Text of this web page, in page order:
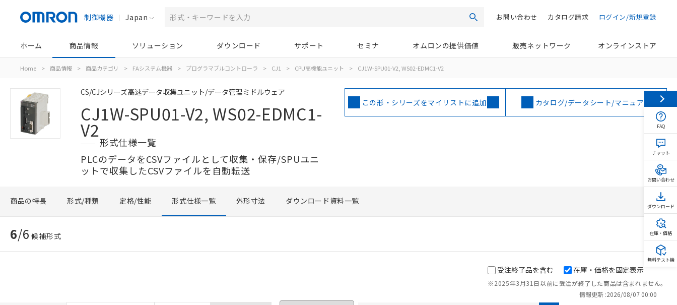
制御機器 Japan 検索 ログイン/新規登録
カタログ請求
お問い合わせ
ホーム 商品情報 ソリューション ダウンロード サポート セミナ オムロンの提供価値 販売ネットワーク オンラインストア
Home > 商品情報 > 商品カテゴリ > FAシステム機器 > プログラマブルコントローラ > CJ1 > CPU高機能ユニット > CJ1W-SPU01-V2, WS02-EDMC1-V2
CS/CJシリーズ高速データ収集ユニット/データ管理ミドルウェア
CJ1W-SPU01-V2, WS02-EDMC1-
V2
形式仕様一覧
PLCのデータをCSVファイルとして収集・保存/SPUユニ
ットで収集したCSVファイルを自動転送
この形・シリーズをマイリストに追加 カタログ/データシート/マニュアル
商品の特長 形式/種類 定格/性能 形式仕様一覧 外形寸法 ダウンロード資料一覧
6/6 候補形式
受注終了品を含む
※2025年3月31日以前に受注が終了した商品は含まれません。
在庫・価格を固定表示
情報更新 :2026/08/07 00:00
FAQ
チャット
お問い合わせ
ダウンロード
在庫・価格
無料テスト機